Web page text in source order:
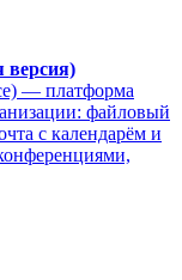
версия)
— платформа
файловый
с календарём и